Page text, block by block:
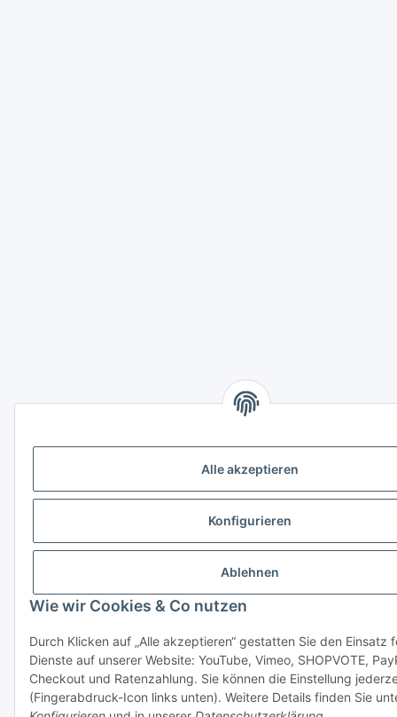
Alle akzeptieren
Konfigurieren
Ablehnen
Wie wir Cookies & Co nutzen
Durch Klicken auf „Alle akzeptieren“ gestatten Sie den Einsatz
Dienste auf unserer Website: YouTube, Vimeo, SHOPVOTE,
Checkout und Ratenzahlung. Sie können die Einstellung
(Fingerabdruck-Icon links unten). Weitere Details finden Sie